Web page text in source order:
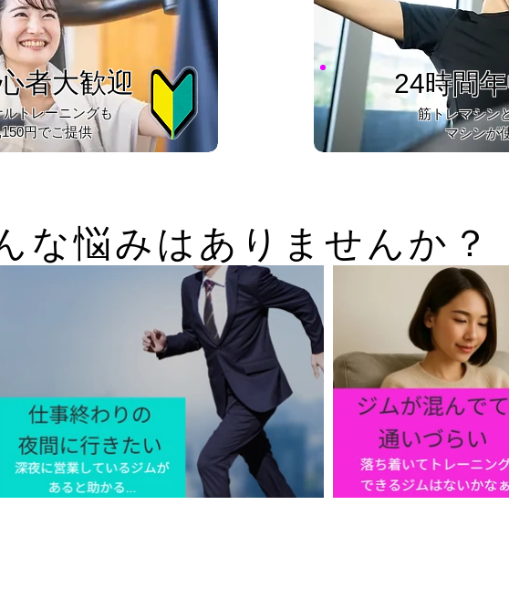
者大歓迎
トレーニングも
円でご提供
24時間
筋トレマシン
マシンが
な悩みはありませんか？